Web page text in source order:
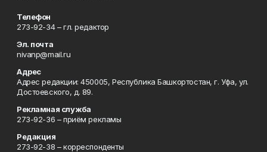
Телефон
273-92-34 – гл. редактор
Эл. почта
nivanp@mail.ru
Адрес
Адрес редакции: 450005, Республика Башкортостан, г. Уфа, ул.
Достоевского, д. 89.
Рекламная служба
273-92-36 – приём рекламы
Редакция
273-92-38 – корреспонденты